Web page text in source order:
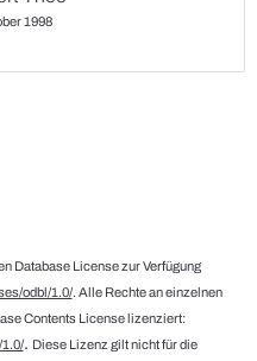
1998
Database License zur Verfügung
odbl/1.0/. Alle Rechte an einzelnen
Contents License lizenziert:
. Diese Lizenz gilt nicht für die